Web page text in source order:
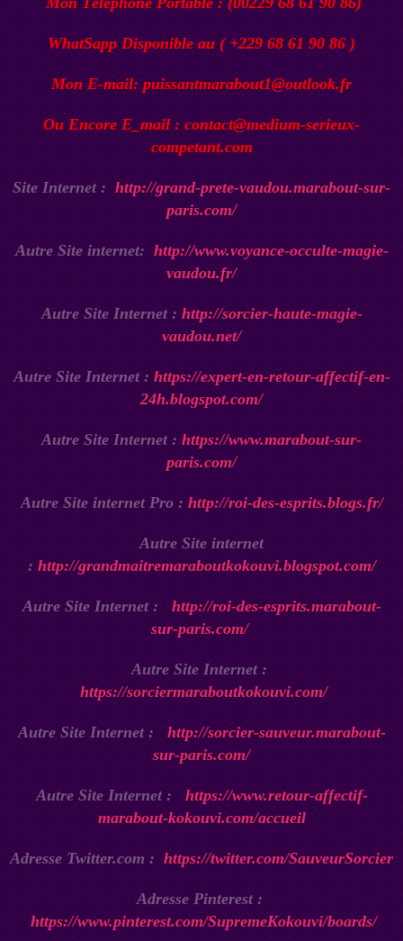
WhatSapp Disponible au ( +229 68 61 90 86 )
Mon E-mail: puissantmarabout1@outlook.fr
Ou Encore E_mail : contact@medium-serieux-
competant.com
Site Internet : http://grand-prete-vaudou.marabout-sur-
paris.com/
Autre Site internet: http://www.voyance-occulte-magie-
vaudou.fr/
Autre Site Internet : http://sorcier-haute-magie-
vaudou.net/
Autre Site Internet : https://expert-en-retour-affectif-en-
24h.blogspot.com/
Autre Site Internet : https://www.marabout-sur-
paris.com/
Autre Site internet Pro : http://roi-des-esprits.blogs.fr/
Autre Site internet
: http://grandmaitremaraboutkokouvi.blogspot.com/
Autre Site Internet : http://roi-des-esprits.marabout-
sur-paris.com/
Autre Site Internet :
https://sorciermaraboutkokouvi.com/
Autre Site Internet : http://sorcier-sauveur.marabout-
sur-paris.com/
Autre Site Internet : https://www.retour-affectif-
marabout-kokouvi.com/accueil
Adresse Twitter.com : https://twitter.com/SauveurSorcier
Adresse Pinterest :
https://www.pinterest.com/SupremeKokouvi/boards/